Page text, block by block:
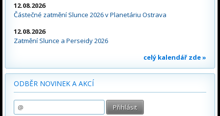
12.08.2026
Částečné zatmění Slunce 2026 v Planetáriu Ostrava
12.08.2026
Zatmění Slunce a Perseidy 2026
celý kalendář zde »
ODBĚR NOVINEK A AKCÍ